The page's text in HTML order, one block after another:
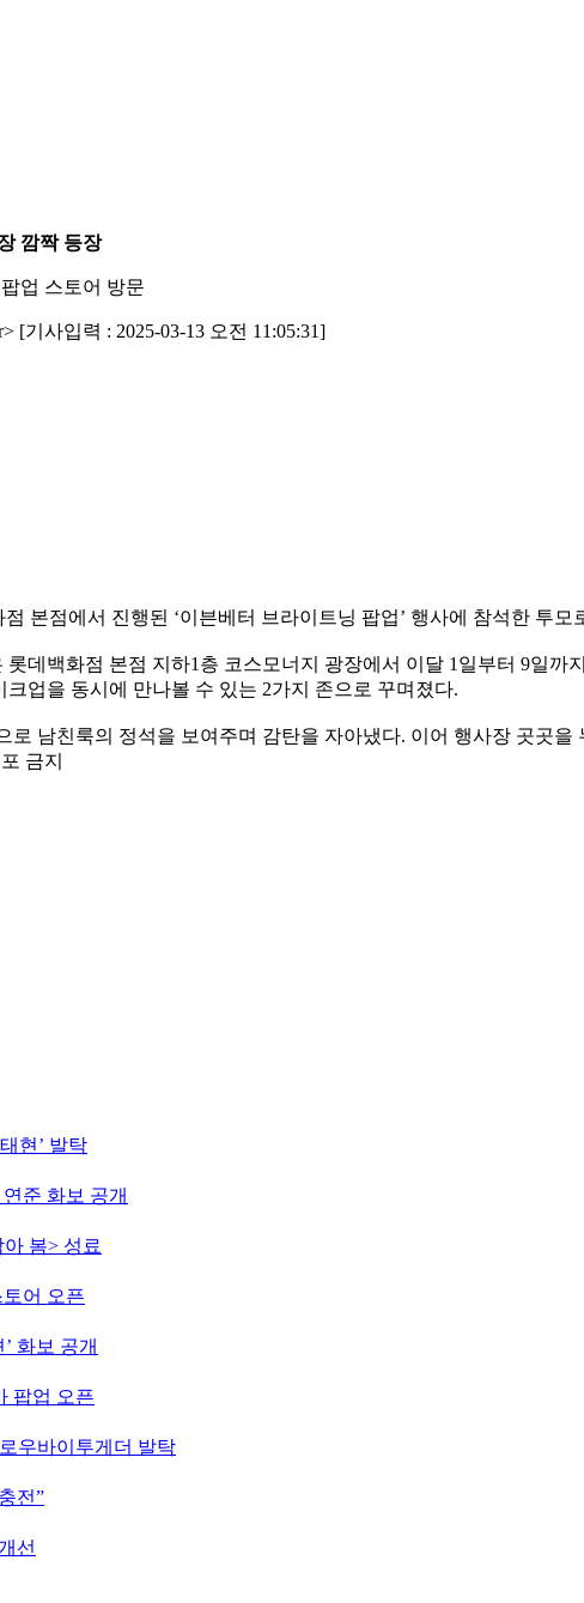
깜짝 등장
업 스토어 방문
[기사입력 : 2025-03-13 오전 11:05:31]
본점에서 진행된 ‘이븐베터 브라이트닝 팝업’ 행사에 참석한 투
데백화점 본점 지하1층 코스모너지 광장에서 이달 1일부터 9일
업을 동시에 만나볼 수 있는 2가지 존으로 꾸며졌다.
로 남친룩의 정석을 보여주며 감탄을 자아냈다. 이어 행사장 곳곳
금지
현’ 발탁
준 화보 공개
봄> 성료
어 오픈
화보 공개
팝업 오픈
우바이투게더 발탁
전”
선